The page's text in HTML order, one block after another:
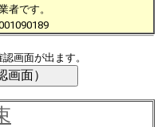
者です。
画面が出ます。